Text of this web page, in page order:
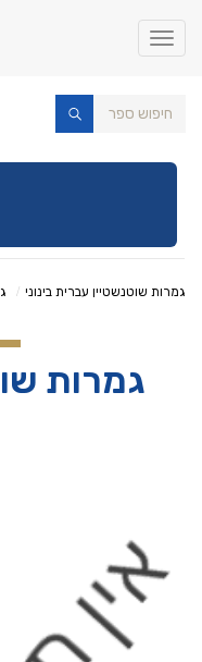
Toggle
navigation
גמרות שוטנשטיין עברית בינוני
גמרות